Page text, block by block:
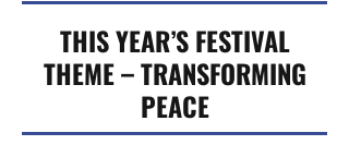
THIS YEAR’S FESTIVAL
THEME – TRANSFORMING
PEACE